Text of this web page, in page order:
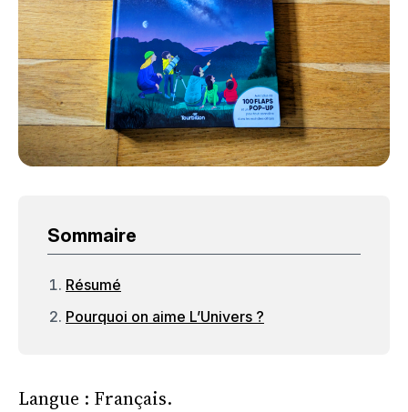
Sommaire
Résumé
Pourquoi on aime L’Univers ?
Langue : Français.